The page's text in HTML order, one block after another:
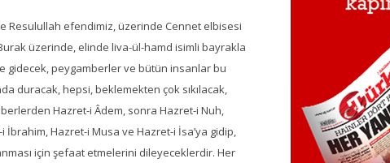
Resulullah efendimiz, üzerinde Cennet elbisesi
üzerinde, elinde liva-ül-hamd isimli bayrakla
gidecek, peygamberler ve bütün insanlar bu
duracak, hepsi, beklemekten çok sıkılacak,
Hazret-i Âdem, sonra Hazret-i Nuh,
İbrahim, Hazret-i Musa ve Hazret-i İsa’ya gidip,
için şefaat etmelerini dileyeceklerdir. Her